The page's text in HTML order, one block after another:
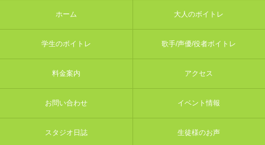
ホーム 大人のボイトレ
学生のボイトレ 歌手/声優/役者ボイトレ
料金案内 アクセス
お問い合わせ イベント情報
スタジオ日誌 生徒様のお声